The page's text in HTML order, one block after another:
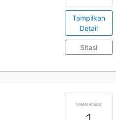
Tampilkan
Detail
Sitasi
Ketersediaan